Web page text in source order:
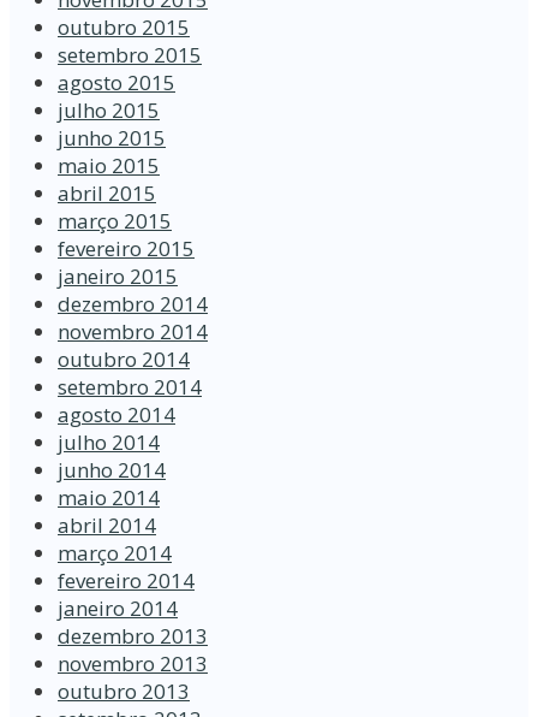
outubro 2015
setembro 2015
agosto 2015
julho 2015
junho 2015
maio 2015
abril 2015
março 2015
fevereiro 2015
janeiro 2015
dezembro 2014
novembro 2014
outubro 2014
setembro 2014
agosto 2014
julho 2014
junho 2014
maio 2014
abril 2014
março 2014
fevereiro 2014
janeiro 2014
dezembro 2013
novembro 2013
outubro 2013